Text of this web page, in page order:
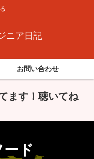
ニア日記
お問い合わせ
ます！聴いてね
ド